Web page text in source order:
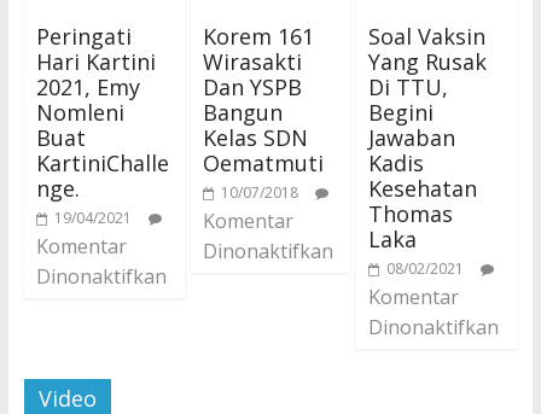
Peringati
Hari Kartini
2021, Emy
Nomleni
Buat
KartiniChalle
nge.
19/04/2021
Komentar
Dinonaktifkan
Korem 161
Wirasakti
Dan YSPB
Bangun
Kelas SDN
Oematmuti
10/07/2018
Komentar
Dinonaktifkan
Soal Vaksin
Yang Rusak
Di TTU,
Begini
Jawaban
Kadis
Kesehatan
Thomas
Laka
08/02/2021
Komentar
Dinonaktifkan
Video